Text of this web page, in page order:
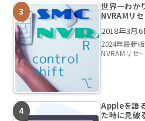
世界一わか
NVRAMリ
2018年3月6
2024年最新
NVRAMリセ…
Appleを語
た時に見破